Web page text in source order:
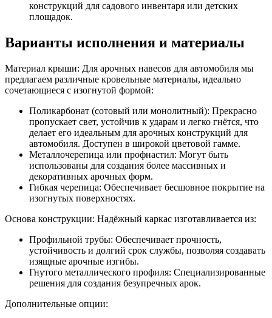
конструкций для садового инвентаря или детских
площадок.
Варианты исполнения и материалы
Материал крыши: Для арочных навесов для автомобиля мы
предлагаем различные кровельные материалы, идеально
сочетающиеся с изогнутой формой:
Поликарбонат (сотовый или монолитный): Прекрасно
пропускает свет, устойчив к ударам и легко гнётся, что
делает его идеальным для арочных конструкций для
автомобиля. Доступен в широкой цветовой гамме.
Металлочерепица или профнастил: Могут быть
использованы для создания более массивных и
декоративных арочных форм.
Гибкая черепица: Обеспечивает бесшовное покрытие на
изогнутых поверхностях.
Основа конструкции: Надёжный каркас изготавливается из:
Профильной трубы: Обеспечивает прочность,
устойчивость и долгий срок службы, позволяя создавать
изящные арочные изгибы.
Гнутого металлического профиля: Специализированные
решения для создания безупречных арок.
Дополнительные опции: